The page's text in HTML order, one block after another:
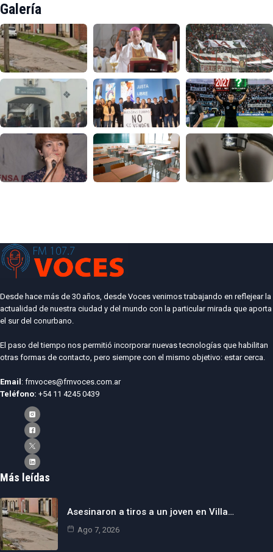
Galería
Desde hace más de 30 años, desde Voces venimos trabajando en reflejear la
actualidad de nuestra ciudad y del mundo con la particular mirada que aporta
el sur del conurbano.
El paso del tiempo nos permitió incorporar nuevas tecnologías que habilitan
otras formas de contacto, pero siempre con el mismo objetivo: estar cerca.
Email : fmvoces@fmvoces.com.ar
Teléfono: +54 11 4245 0439
Más leídas
Asesinaron a tiros a un joven en Villa…
Ago 7, 2026